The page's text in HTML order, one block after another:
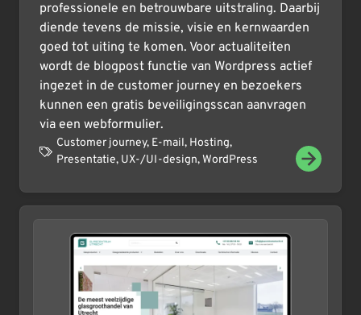
professionele en betrouwbare uitstraling. Daarbij
diende tevens de missie, visie en kernwaarden
goed tot uiting te komen. Voor actualiteiten
wordt de blogpost functie van Wordpress actief
ingezet in de customer journey en bezoekers
kunnen een gratis beveiligingsscan aanvragen
via een webformulier.
Customer journey, E-mail, Hosting,
Presentatie, UX-/UI-design,WordPress